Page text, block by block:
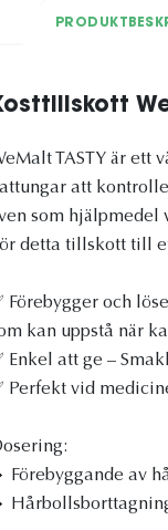
TASTY är ett
att
som
detta tillskott till
Förebygger och
kan uppstå när
Enkel att ge –
Perfekt vid
Förebyggande av